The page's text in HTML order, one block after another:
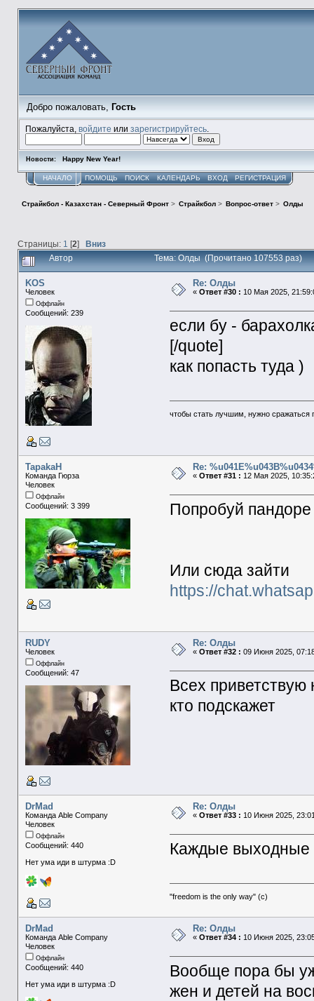
Добро пожаловать, Гость
Пожалуйста, войдите или зарегистрируйтесь.
Новости: Happy New Year!
НАЧАЛО ПОМОЩЬ ПОИСК КАЛЕНДАРЬ ВХОД РЕГИСТРАЦИЯ
Страйкбол - Казахстан - Северный Фронт> Страйкбол > Вопрос-ответ > Олды
Страницы: 1 [2] Вниз
Автор Тема: Олды (Прочитано 107553 раз)
KOS
Человек
Оффлайн
Сообщений: 239
Re: Олды
« Ответ #30 : 10 Мая 2025,
если бу -
[/quote]
как попасть туда )
чтобы стать лучшим, нужно сражаться
TapakaH
Команда Гюрза
Человек
Оффлайн
Сообщений: 3 399
Re:
« Ответ #31 : 12 Мая 2025,
Попробуй пандоре
Или сюда зайти
https://
RUDY
Человек
Оффлайн
Сообщений: 47
Re: Олды
« Ответ #32 : 09 Июня 2025,
Всех
кто подскажет
DrMad
Команда Able Company
Человек
Оффлайн
Сообщений: 440
Нет ума иди в штурма :D
Re: Олды
« Ответ #33 : 10 Июня 2025,
Каждые выходные
"freedom is the only way" (с)
DrMad
Команда Able Company
Человек
Оффлайн
Сообщений: 440
Нет ума иди в штурма :D
Re: Олды
« Ответ #34 : 10 Июня 2025,
Вообще пора бы
жен и детей на